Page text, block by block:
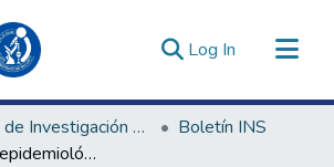
Log In (current)
Dirección de Investigación e Innovación en Salud
Boletín INS
Características epidemiológicas de los accidentes causados por mordeduras de animales ponzoñosos en la región selva Perú en los distritos de Pichanaki, Pangoa y río Tambo-Junín durante el periodo de enero a octubre del 2018